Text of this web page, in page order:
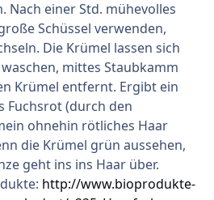
Nach einer Std. mühevolles
Schüssel verwenden,
Die Krümel lassen sich
mittes Staubkamm
Krümel entfernt. Ergibt ein
Fuchsrot (durch den
ohnehin rötliches Haar
die Krümel grün aussehen,
geht ins ins Haar über.
http://www.bioprodukte-